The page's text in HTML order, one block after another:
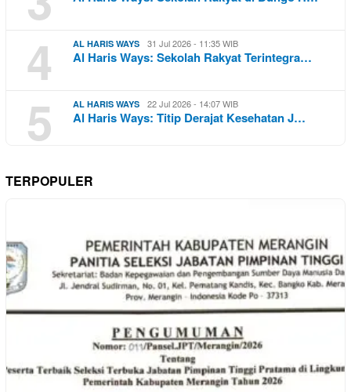
4 AL HARIS WAYS 31 Jul 2026 - 11:35 WIB
Al Haris Ways: Sekolah Rakyat Terintegra…
5 AL HARIS WAYS 22 Jul 2026 - 14:07 WIB
Al Haris Ways: Titip Derajat Kesehatan J…
TERPOPULER